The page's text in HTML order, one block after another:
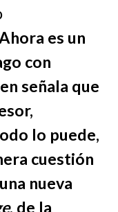
es un
con
señala que
lo puede,
cuestión
nueva
, de la